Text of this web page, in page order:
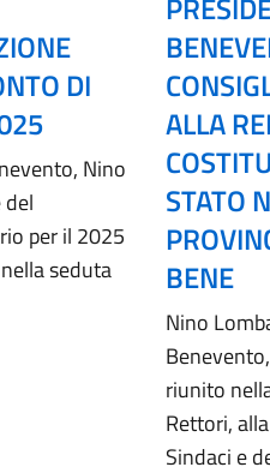
DI
Nino
per il 2025
seduta
ALLA
STATO
BENE
Nino
riunito
Rettori,
Sindaci e